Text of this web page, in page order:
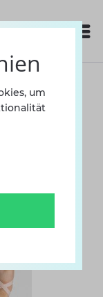
Moi
um